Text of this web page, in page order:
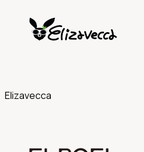
Elizavecca